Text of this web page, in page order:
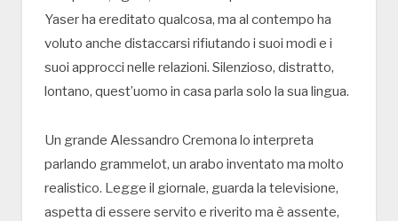
Yaser ha ereditato qualcosa, ma al contempo ha
voluto anche distaccarsi rifiutando i suoi modi e i
suoi approcci nelle relazioni. Silenzioso, distratto,
lontano, quest’uomo in casa parla solo la sua lingua.
Un grande Alessandro Cremona lo interpreta
parlando grammelot, un arabo inventato ma molto
realistico. Legge il giornale, guarda la televisione,
aspetta di essere servito e riverito ma è assente,